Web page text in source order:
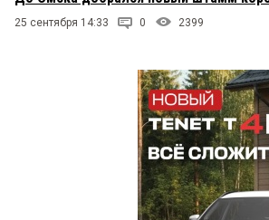
25 сентября 14:33 0 2399